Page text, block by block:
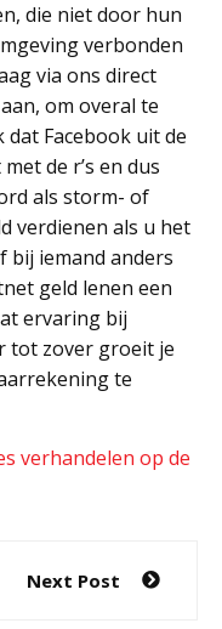
die niet door hun
verbonden
via ons direct
om overal te
Facebook uit de
de r’s en dus
als storm- of
verdienen als u het
bij iemand anders
geld lenen een
ervaring bij
tot zover groeit je
te
verhandelen op de
Next Post